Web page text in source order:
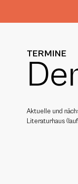
TERMINE
Aktuelle und
Literaturhaus